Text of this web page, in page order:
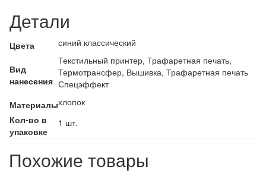
Детали
Цвета синий классический
Вид
нанесения
Текстильный принтер, Трафаретная печать,
Термотрансфер, Вышивка, Трафаретная печать
Спецэффект
Материалыхлопок
Кол-во в
упаковке
1 шт.
Похожие товары